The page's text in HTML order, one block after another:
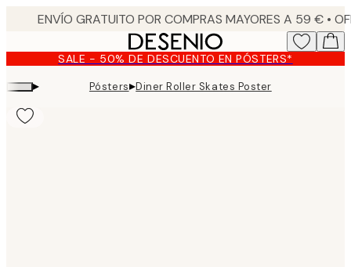
content.SALE - 50% DE DESCUENTO EN PÓSTERS*
▸ Pósters▸Diner Roller Skates Poster